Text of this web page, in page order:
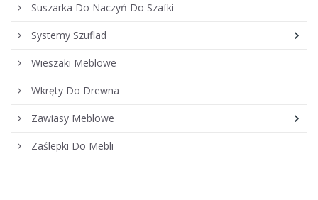
Suszarka Do Naczyń Do Szafki
Systemy Szuflad
Wieszaki Meblowe
Wkręty Do Drewna
Zawiasy Meblowe
Zaślepki Do Mebli